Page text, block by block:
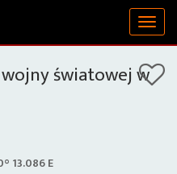
światowej w
13.086 E